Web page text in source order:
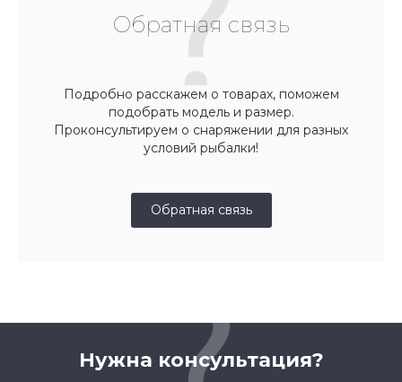
Обратная связь
Подробно расскажем о товарах, поможем
подобрать модель и размер.
Проконсультируем о снаряжении для разных
условий рыбалки!
Обратная связь
Нужна консультация?